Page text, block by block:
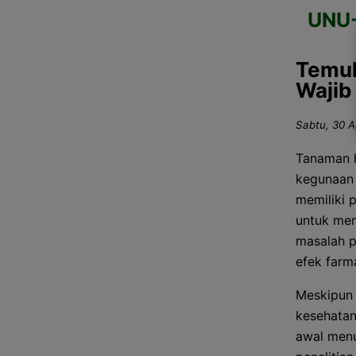
Wajib
Sabtu, 30
Tanaman
memiliki
untuk
masalah
efek
awal